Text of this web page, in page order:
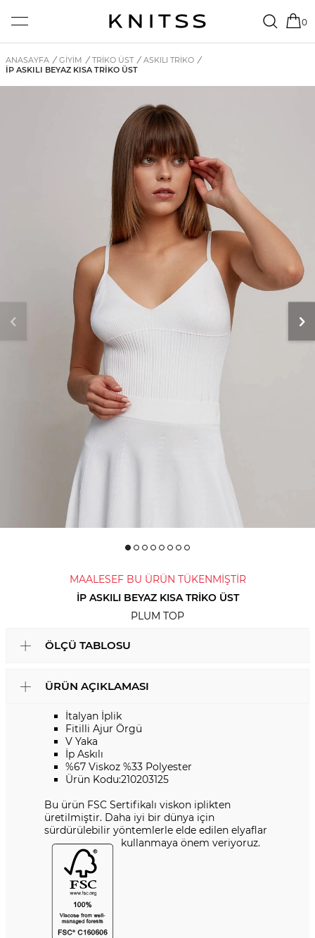
0
ANASAYFA / GİYİM / TRIKO ÜST / ASKILI TRIKO /
İP ASKILI BEYAZ KISA TRIKO ÜST
MAALESEF BU ÜRÜN TÜKENMİŞTİR
İP ASKILI BEYAZ KISA TRIKO ÜST
PLUM TOP
ÖLÇÜ TABLOSU
ÜRÜN AÇIKLAMASI
İtalyan İplik
Fitilli Ajur Örgü
V Yaka
İp Askılı
%67 Viskoz %33 Polyester
Ürün Kodu:210203125
Bu ürün FSC Sertifikalı viskon iplikten
üretilmiştir. Daha iyi bir dünya için
sürdürülebilir yöntemlerle elde edilen elyaflar
kullanmaya önem veriyoruz.